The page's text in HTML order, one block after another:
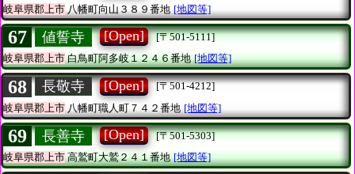
岐阜県郡上市八幡町向山３８９番地 [地図等]
67 値誓寺 [Open]
[〒501-5111]
岐阜県郡上市白鳥町阿多岐１２４６番地 [地図等]
68 長敬寺 [Open]
[〒501-4212]
岐阜県郡上市 八幡町職人町７４２番地 [地図等]
69 長善寺 [Open]
[〒501-5303]
岐阜県郡上市高鷲町大鷲２４１番地 [地図等]